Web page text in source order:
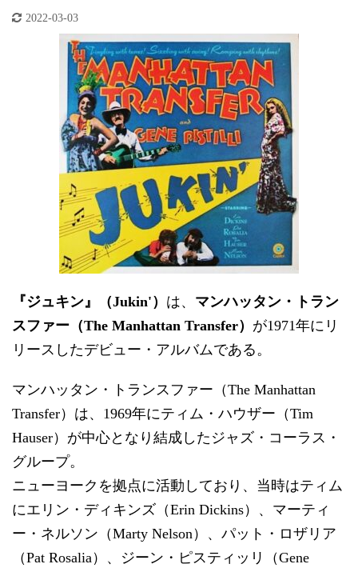
2022-03-03
『ジュキン』（Jukin'） は、 マンハッタン・トラン
スファー（The Manhattan Transfer） が1971年にリ
リースしたデビュー・アルバムである。
マンハッタン・トランスファー（The Manhattan
Transfer）は、1969年にティム・ハウザー（Tim
Hauser）が中心となり結成したジャズ・コーラス・
グループ。
ニューヨークを拠点に活動しており、当時はティム
にエリン・ディキンズ（Erin Dickins）、マーティ
ー・ネルソン（Marty Nelson）、パット・ロザリア
（Pat Rosalia）、ジーン・ピスティッリ（Gene